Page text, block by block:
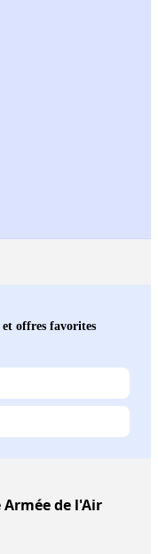
et offres favorites
de l'Air